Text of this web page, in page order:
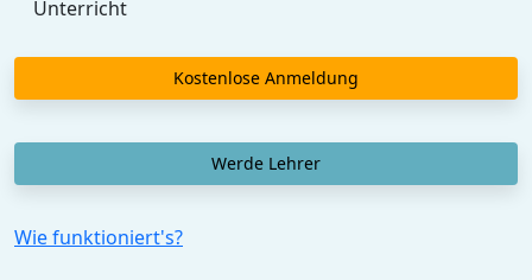
Unterricht
Kostenlose Anmeldung
Werde Lehrer
Wie funktioniert's?